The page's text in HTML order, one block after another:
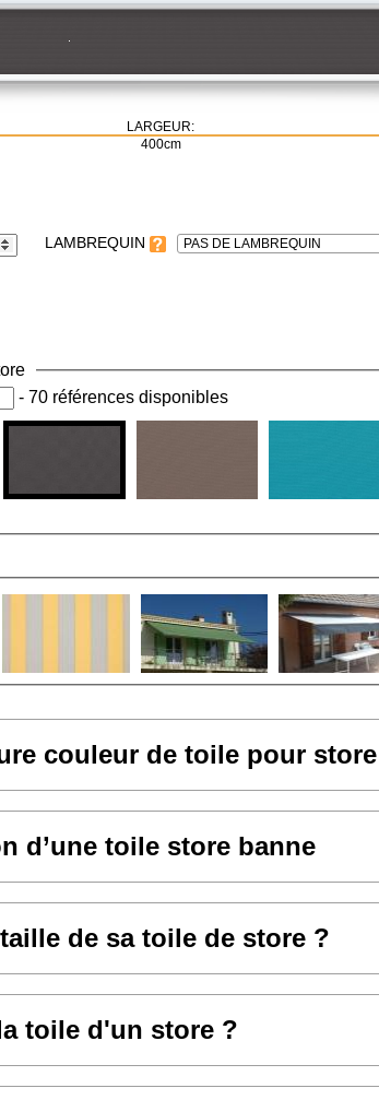
LARGEUR:
400cm
LAMBREQUIN PAS DE LAMBREQUIN
- 70 références disponibles
couleur de toile pour
d’une toile store banne
de sa toile de store ?
toile d'un store ?